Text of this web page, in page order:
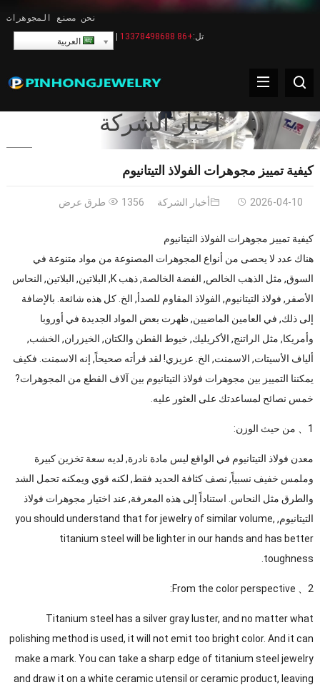
نحن مصنع المجوهرات
تل:+86 13378498688 العربية
أخبار الشركة
كيفية تمييز مجوهرات الفولاذ التيتانيوم
2026-04-10 أخبار الشركة 1356 طرق عرض
كيفية تمييز مجوهرات الفولاذ التيتانيوم
هناك عدد لا يحصى من أنواع المجوهرات المصنوعة من مواد متنوعة في
السوق, مثل الذهب الخالص, الفضة الخالصة, ذهب K, البلاتين, البلاتين, النحاس
الأصفر, فولاذ التيتانيوم, الفولاذ المقاوم للصدأ, الخ. كل هذه شائعة. بالإضافة
إلى ذلك, في العامين الماضيين, ظهرت بعض المواد الجديدة في أوروبا
وأمريكا, مثل الراتنج, الأكريليك, خيوط القطن والكتان, الخيزران, الخشب,
ألياف الأسيتات, الاسمنت, الخ. عزيزي! لقد قرأته صحيحاً, إنه الاسمنت. فكيف
يمكننا التمييز بين مجوهرات فولاذ التيتانيوم بين آلاف القطع من المجوهرات?
خمس نصائح لمساعدتك على العثور عليه.
1、 من حيث الوزن:
معدن فولاذ التيتانيوم في الواقع ليس مادة نادرة, لديه سعة تخزين كبيرة
وملمس خفيف نسبياً, نصف كثافة الحديد فقط, لكنه قوي ويمكنه تحمل الشد
والطرق مثل النحاس. استناداً إلى هذه المعرفة, عند اختيار مجوهرات فولاذ
التيتانيوم, you should understand that for jewelry of similar volume,
titanium steel will be lighter in our hands and has better
toughness
2、
From the color perspective
:
Titanium steel has a silver gray luster,and no matter what
polishing method is used,it will not emit too bright color.And it can
make a mark .You can take a sharp edge of titanium steel jewelry
and draw it on a white ceramic utensil or ceramic product,leaving